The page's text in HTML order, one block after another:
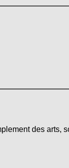
des arts,